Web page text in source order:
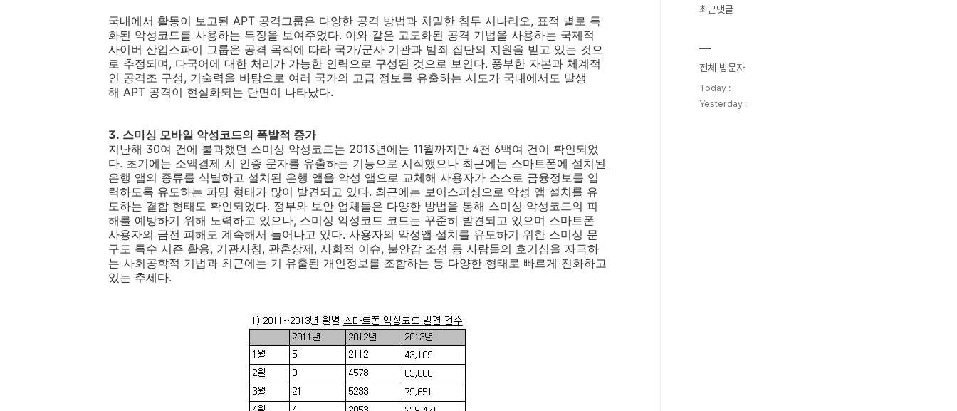
국내에서 활동이 보고된 APT 공격그룹은 다양한 공격 방법과 치밀한 침투 시나리오, 표적 별로 특
화된 악성코드를 사용하는 특징을 보여주었다. 이와 같은 고도화된 공격 기법을 사용하는 국제적
사이버 산업스파이 그룹은 공격 목적에 따라 국가/군사 기관과 범죄 집단의 지원을 받고 있는 것으
로 추정되며, 다국어에 대한 처리가 가능한 인력으로 구성된 것으로 보인다. 풍부한 자본과 체계적
인 공격조 구성, 기술력을 바탕으로 여러 국가의 고급 정보를 유출하는 시도가 국내에서도 발생
해 APT 공격이 현실화되는 단면이 나타났다.
3. 스미싱 모바일 악성코드의 폭발적 증가
지난해 30여 건에 불과했던 스미싱 악성코드는 2013년에는 11월까지만 4천 6백여 건이 확인되었
다. 초기에는 소액결제 시 인증 문자를 유출하는 기능으로 시작했으나 최근에는 스마트폰에 설치된
은행 앱의 종류를 식별하고 설치된 은행 앱을 악성 앱으로 교체해 사용자가 스스로 금융정보를 입
력하도록 유도하는 파밍 형태가 많이 발견되고 있다. 최근에는 보이스피싱으로 악성 앱 설치를 유
도하는 결합 형태도 확인되었다. 정부와 보안 업체들은 다양한 방법을 통해 스미싱 악성코드의 피
해를 예방하기 위해 노력하고 있으나, 스미싱 악성코드 코드는 꾸준히 발견되고 있으며 스마트폰
사용자의 금전 피해도 계속해서 늘어나고 있다. 사용자의 악성앱 설치를 유도하기 위한 스미싱 문
구도 특수 시즌 활용, 기관사칭, 관혼상제, 사회적 이슈, 불안감 조성 등 사람들의 호기심을 자극하
는 사회공학적 기법과 최근에는 기 유출된 개인정보를 조합하는 등 다양한 형태로 빠르게 진화하고
있는 추세다.
최근댓글
전체 방문자
Today :
Yesterday :